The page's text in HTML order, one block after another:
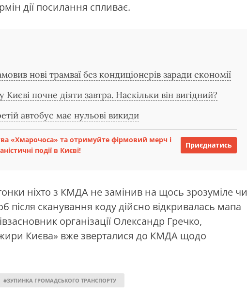
дії посилання спливає.
нові трамваї без кондиціонерів заради економії
почне діяти завтра. Наскільки він вигідний?
автобус має нульові викиди
«Хмарочоса» та отримуйте фірмовий мерч і
події в Києві!
Приєднатись
ніхто з КМДА не замінив на щось зрозуміле чи
після сканування коду дійсно відкривалась мапа
організації Олександр Гречко,
Києва» вже зверталися до КМДА щодо
#ЗУПИНКА ГРОМАДСЬКОГО ТРАНСПОРТУ